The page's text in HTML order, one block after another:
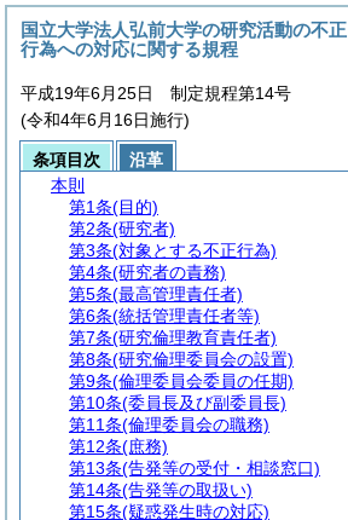
国立大学法人弘前大学の研究活動の不正
行為への対応に関する規程
平成19年6月25日 制定規程第14号
(令和4年6月16日施行)
条項目次
沿革
本則
第1条(目的)
第2条(研究者)
第3条(対象とする不正行為)
第4条(研究者の責務)
第5条(最高管理責任者)
第6条(統括管理責任者等)
第7条(研究倫理教育責任者)
第8条(研究倫理委員会の設置)
第9条(倫理委員会委員の任期)
第10条(委員長及び副委員長)
第11条(倫理委員会の職務)
第12条(庶務)
第13条(告発等の受付・相談窓口)
第14条(告発等の取扱い)
第15条(疑惑発生時の対応)